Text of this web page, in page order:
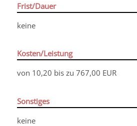
Frist/Dauer
keine
Kosten/Leistung
von 10,20 bis zu 767,00 EUR
Sonstiges
keine